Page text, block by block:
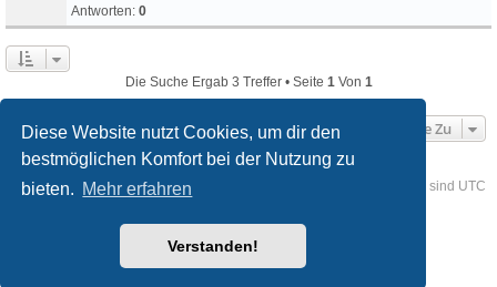
Diese Website nutzt Cookies, um dir den
bestmöglichen Komfort bei der Nutzung zu
bieten. Mehr erfahren
Verstanden!
Antworten: 0
Die Suche Ergab 3 Treffer • Seite 1 Von 1
Gehe Zu
Foren-Übersicht Kontakt Alle Zeiten sind UTC
® Forum Software © phpBB Limited
phpBB.de
created by INVENTEA & v12mike